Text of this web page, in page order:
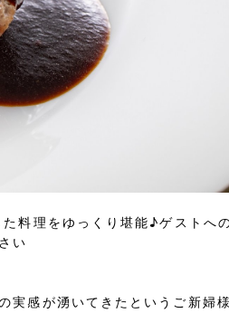
料理をゆっくり堪能♪ゲストへ
い
実感が湧いてきたというご新婦